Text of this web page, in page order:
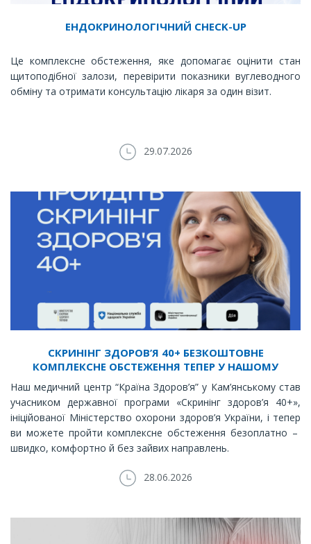
ЕНДОКРИНОЛОГІЧНИЙ CHECK-UP
Це комплексне обстеження, яке допомагає оцінити стан
щитоподібної залози, перевірити показники вуглеводного
обміну та отримати консультацію лікаря за один візит.
29.07.2026
СКРИНІНГ ЗДОРОВ’Я 40+ БЕЗКОШТОВНЕ
КОМПЛЕКСНЕ ОБСТЕЖЕННЯ ТЕПЕР У НАШОМУ
МЕДИЧНОМУ ЦЕНТРІ
Наш медичний центр “Країна Здоров’я” у Кам’янському став
учасником державної програми «Скринінг здоров’я 40+»,
ініційованої Міністерство охорони здоров’я України, і тепер
ви можете пройти комплексне обстеження безоплатно –
швидко, комфортно й без зайвих направлень.
28.06.2026